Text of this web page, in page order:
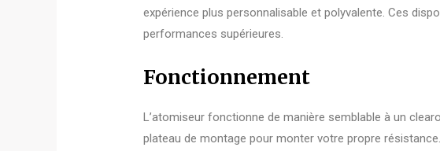
expérience plus personnalisable et polyvalente. Ces
performances supérieures.
Fonctionnement
L’atomiseur fonctionne de manière semblable à un
plateau de montage pour monter votre propre